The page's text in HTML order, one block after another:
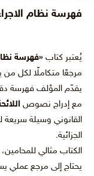
فهرسة نظام
يُعتبر كتاب «فهرسة
مرجعًا متكاملًا لكل من
يقدّم المؤلف فهرسة
مع إدراج نصوص
القانوني وسيلة سريعة
الجزائية.
الكتاب مثالي
يحتاج إلى مرجع عملي